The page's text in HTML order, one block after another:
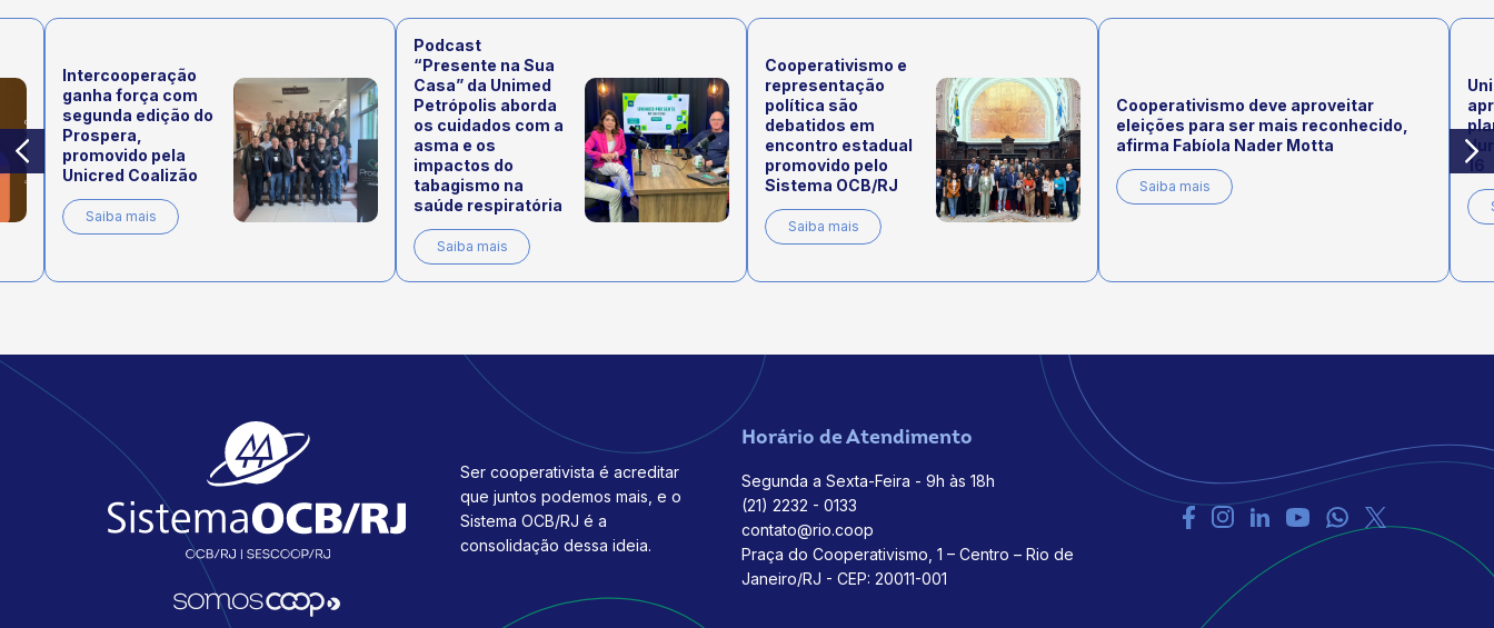
Intercooperação
ganha força com
segunda edição do
Prospera,
promovido pela
Unicred Coalizão
Saiba mais
Podcast
“Presente na Sua
Casa” da Unimed
Petrópolis aborda
os cuidados com a
asma e os
impactos do
tabagismo na
saúde respiratória
Saiba mais
Cooperativismo e
representação
política são
debatidos em
encontro estadual
promovido pelo
Sistema OCB/RJ
Saiba mais
Cooperativismo deve aproveitar
eleições para ser mais reconhecido,
afirma Fabíola Nader Motta
Saiba mais
16
Ser cooperativista é acreditar
que juntos podemos mais, e o
Sistema OCB/RJ é a
consolidação dessa ideia.
Horário de Atendimento
Segunda a Sexta-Feira - 9h às 18h
(21) 2232 - 0133
contato@rio.coop
Praça do Cooperativismo, 1 – Centro – Rio de
Janeiro/RJ - CEP: 20011-001